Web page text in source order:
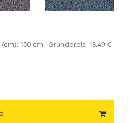
150 cm | Grundpreis 13,49 €